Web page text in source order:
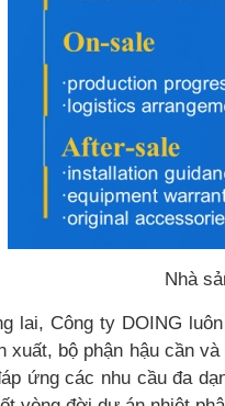
Nhà
lai, Công ty DOING
xuất, bộ phận hậu cần
ứng các nhu cầu đa